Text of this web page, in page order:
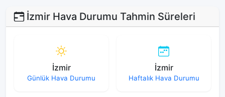
İzmir Hava Durumu Tahmin Süreleri
İzmir
Günlük Hava Durumu
İzmir
Haftalık Hava Durumu